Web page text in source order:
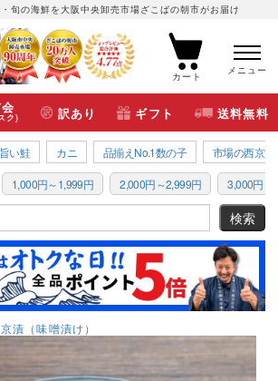
旬の海鮮を大阪中央卸売市場ざこばの朝市がお届け
カート
メニュー
ク) 訳あり ギフト 送料無料
い鮭 カニ 品揃えNo.1数の子 市場の西京漬
1,000円～1,999円 2,000円～2,999円 3,000円～
漬（味噌漬け）